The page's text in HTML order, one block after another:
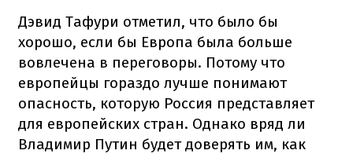
Дэвид Тафури отметил, что было бы
хорошо, если бы Европа была больше
вовлечена в переговоры. Потому что
европейцы гораздо лучше понимают
опасность, которую Россия представляет
для европейских стран. Однако вряд ли
Владимир Путин будет доверять им, как